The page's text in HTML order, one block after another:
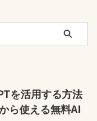
を活用する方法
ら使える無料AI